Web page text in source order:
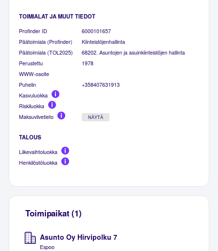
TOIMIALAT JA MUUT TIEDOT
Profinder ID
6000101657
Päätoimiala (Profinder)
Kiinteistöjenhallinta
Päätoimiala (TOL2025)
68202. Asuntojen ja asuinkiinteistöjen hallinta
Perustettu
1978
WWW-osoite
Puhelin
+358407631913
Kasvuluokka
Riskiluokka
Maksuviivetieto
NÄYTÄ
TALOUS
Liikevaihtoluokka
Henkilöstöluokka
Toimipaikat (1)
Asunto Oy Hirvipolku 7
Espoo